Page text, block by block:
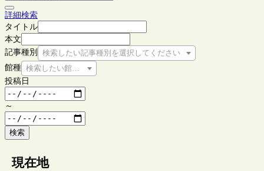
詳細検索
タイトル
本文
記事種別
検索したい記事種別を選択してください
館種 検索したい館種を選択してください
投稿日
～
検索
現在地